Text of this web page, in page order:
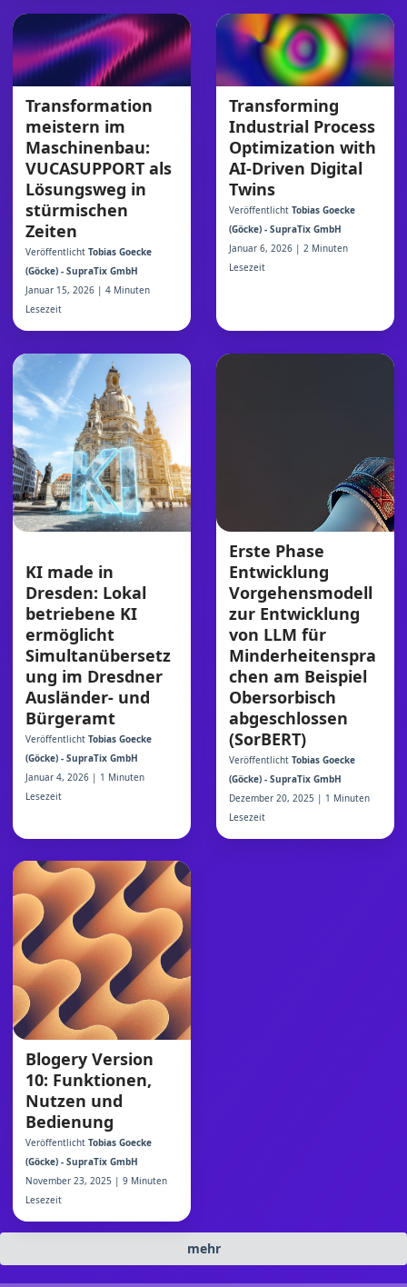
Transformation
meistern im
Maschinenbau:
VUCASUPPORT als
Lösungsweg in
stürmischen
Zeiten
Veröffentlicht Tobias Goecke
(Göcke) - SupraTix GmbH
Januar 15, 2026 | 4 Minuten
Lesezeit
Transforming
Industrial Process
Optimization with
AI-Driven Digital
Twins
Veröffentlicht Tobias Goecke
(Göcke) - SupraTix GmbH
Januar 6, 2026 | 2 Minuten
Lesezeit
KI made in
Dresden: Lokal
betriebene KI
ermöglicht
Simultanübersetz
ung im Dresdner
Ausländer- und
Bürgeramt
Veröffentlicht Tobias Goecke
(Göcke) - SupraTix GmbH
Januar 4, 2026 | 1 Minuten
Lesezeit
Erste Phase
Entwicklung
Vorgehensmodell
zur Entwicklung
von LLM für
Minderheitenspra
chen am Beispiel
Obersorbisch
abgeschlossen
(SorBERT)
Veröffentlicht Tobias Goecke
(Göcke) - SupraTix GmbH
Dezember 20, 2025 | 1 Minuten
Lesezeit
Blogery Version
10: Funktionen,
Nutzen und
Bedienung
Veröffentlicht Tobias Goecke
(Göcke) - SupraTix GmbH
November 23, 2025 | 9 Minuten
Lesezeit
mehr